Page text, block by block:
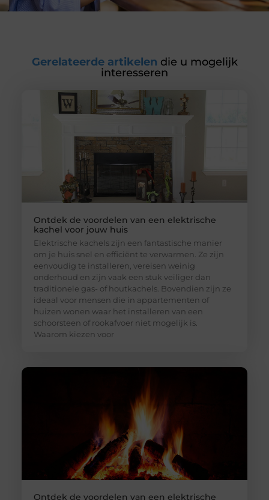
Gerelateerde artikelen die u mogelijk
interesseren
Ontdek de voordelen van een elektrische
kachel voor jouw huis
Elektrische kachels zijn een fantastische manier
om je huis snel en efficiënt te verwarmen. Ze zijn
eenvoudig te installeren, vereisen weinig
onderhoud en zijn vaak een stuk veiliger dan
traditionele gas- of houtkachels. Bovendien zijn ze
ideaal voor mensen die in appartementen of
huizen wonen waar het installeren van een
schoorsteen of rookafvoer niet mogelijk is.
Waarom kiezen voor
Ontdek de voordelen van een elektrische